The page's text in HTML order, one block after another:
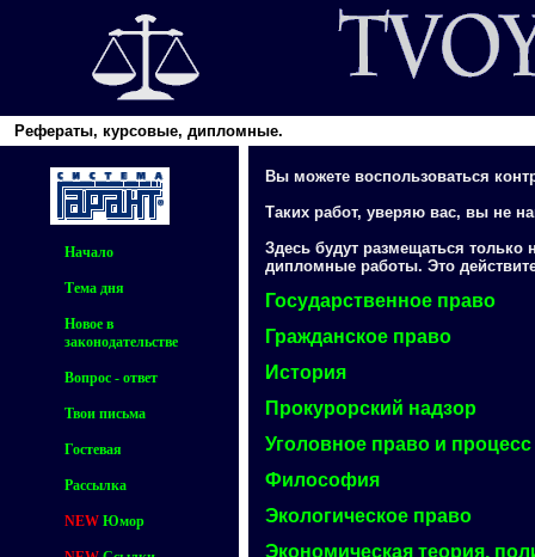
Рефераты, курсовые, дипломные.
Начало
Тема дня
Новое в
законодательстве
Вопрос - ответ
Твои письма
Гостевая
Рассылка
NEW Юмор
Вы можете воспользоваться
Таких работ, уверяю вас, вы не
Здесь будут размещаться
дипломные работы. Это
Государственное право
Гражданское право
История
Прокурорский надзор
Уголовное право и процесс
Философия
Экологическое право
Экономическая теория,